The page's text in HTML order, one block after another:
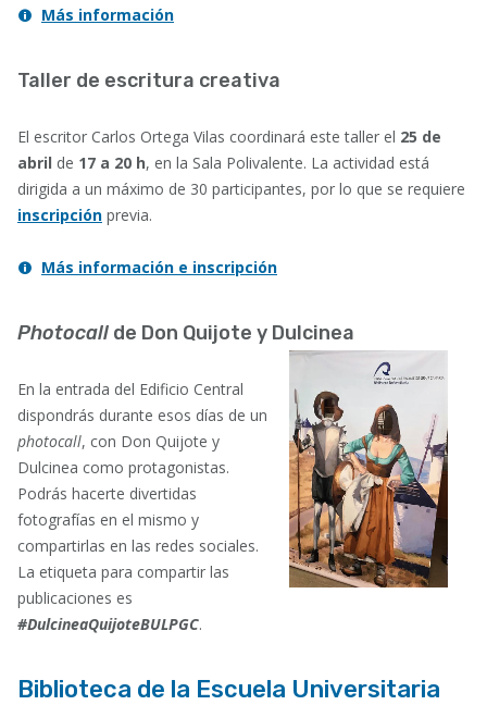
Más información
Taller de escritura creativa
El escritor Carlos Ortega Vilas coordinará este taller el 25 de
abril de 17 a 20 h, en la Sala Polivalente. La actividad está
dirigida a un máximo de 30 participantes, por lo que se requiere
inscripción previa.
Más información e inscripción
Photocall de Don Quijote y Dulcinea
En la entrada del Edificio Central
dispondrás durante esos días de un
photocall, con Don Quijote y
Dulcinea como protagonistas.
Podrás hacerte divertidas
fotografías en el mismo y
compartirlas en las redes sociales.
La etiqueta para compartir las
publicaciones es
#DulcineaQuijoteBULPGC.
Biblioteca de la Escuela Universitaria